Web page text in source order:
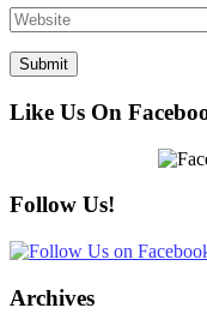
Like Us On
Follow Us!
Archives